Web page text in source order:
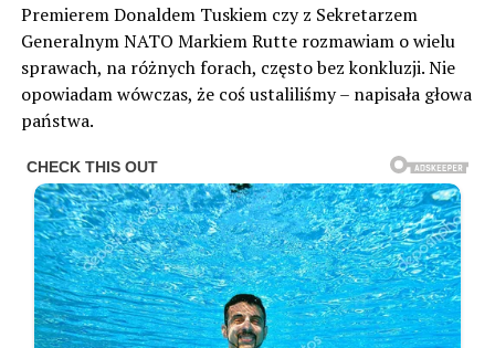
Premierem Donaldem Tuskiem czy z Sekretarzem
Generalnym NATO Markiem Rutte rozmawiam o wielu
sprawach, na różnych forach, często bez konkluzji. Nie
opowiadam wówczas, że coś ustaliliśmy – napisała głowa
państwa.